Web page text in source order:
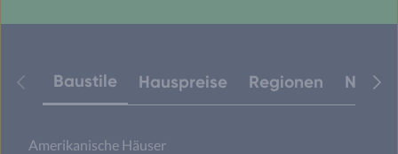
Baustile Hauspreise Regionen
Amerikanische Häuser